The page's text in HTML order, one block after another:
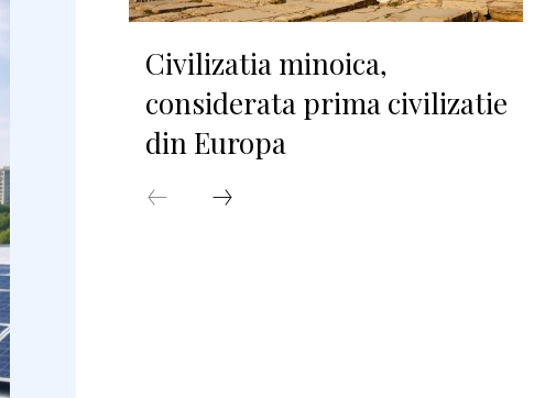
Civilizatia minoica,
considerata prima civilizatie
din Europa